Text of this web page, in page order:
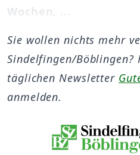
Wochen, ...
Sie wollen nichts mehr
Sindelfingen/Böblingen?
täglichen Newsletter
anmelden.